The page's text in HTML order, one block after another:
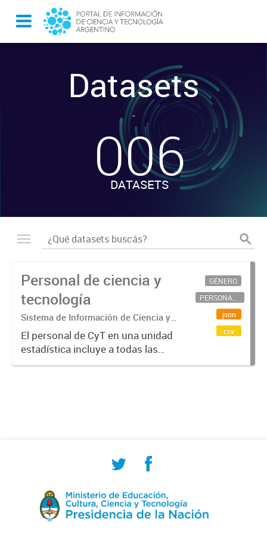
Datasets
-
006
DATASETS
Personal de ciencia y
tecnología
Sistema de Información de Ciencia y
Tecnología Argentino (SICYTAR)
El personal de CyT en una unidad
estadística incluye a todas las
personas involucradas
GÉNERO
PERSONAL CIENTÍFICO-TECNOLÓGICO
json
csv